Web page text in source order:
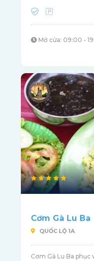
Mở cửa: 09:00 -
Cơm Gà Lu Ba
QUỐC LỘ 1A
Cơm Gà Lu Ba